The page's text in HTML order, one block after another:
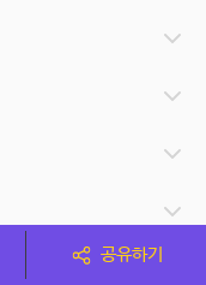
공유하기